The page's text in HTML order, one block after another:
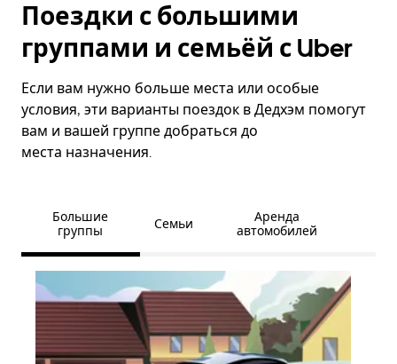
Поездки с большими
группами и семьёй с Uber
Если вам нужно больше места или особые
условия, эти варианты поездок в Дедхэм помогут
вам и вашей группе добраться до
места назначения.
Большие
группы
Семьи
Аренда
автомобилей